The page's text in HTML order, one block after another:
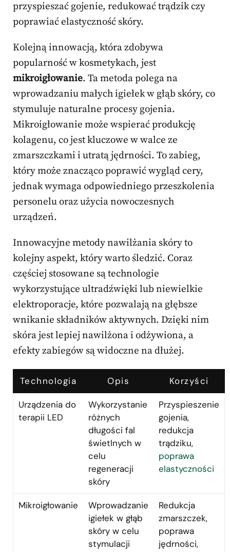
przyspieszać gojenie, redukować trądzik czy
poprawiać elastyczność skóry.
Kolejną innowacją, która zdobywa
popularność w kosmetykach, jest
mikroigłowanie. Ta metoda polega na
wprowadzaniu małych igiełek w głąb skóry, co
stymuluje naturalne procesy gojenia.
Mikroigłowanie może wspierać produkcję
kolagenu, co jest kluczowe w walce ze
zmarszczkami i utratą jędrności. To zabieg,
który może znacząco poprawić wygląd cery,
jednak wymaga odpowiedniego przeszkolenia
personelu oraz użycia nowoczesnych
urządzeń.
Innowacyjne metody nawilżania skóry to
kolejny aspekt, który warto śledzić. Coraz
częściej stosowane są technologie
wykorzystujące ultradźwięki lub niewielkie
elektroporacje, które pozwalają na głębsze
wnikanie składników aktywnych. Dzięki nim
skóra jest lepiej nawilżona i odżywiona, a
efekty zabiegów są widoczne na dłużej.
Technologia Opis Korzyści
Urządzenia do
terapii LED
Wykorzystanie
różnych
długości fal
świetlnych w
celu
regeneracji
skóry
Przyspieszenie
gojenia,
redukcja
trądziku,
poprawa
elastyczności
Mikroigłowanie
Wprowadzanie
igiełek w głąb
skóry w celu
stymulacji
Redukcja
zmarszczek,
poprawa
jędrności,